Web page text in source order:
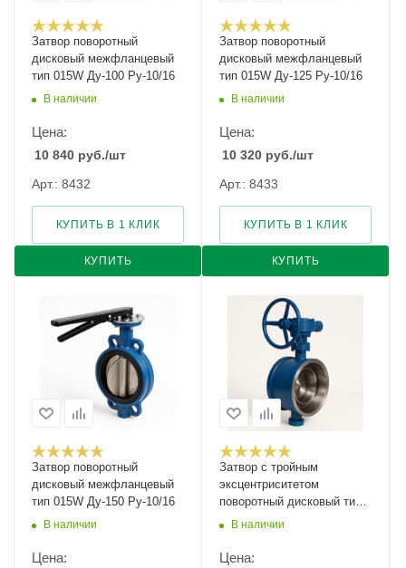
Затвор поворотный
дисковый межфланцевый
тип 015W Ду-100 Ру-10/16
В наличии
Цена:
10 840 руб./шт
Арт.: 8432
КУПИТЬ
КУПИТЬ В 1 КЛИК
Затвор поворотный
дисковый межфланцевый
тип 015W Ду-125 Ру-10/16
В наличии
Цена:
10 320 руб./шт
Арт.: 8433
КУПИТЬ
КУПИТЬ В 1 КЛИК
Затвор поворотный
дисковый межфланцевый
тип 015W Ду-150 Ру-10/16
В наличии
Цена:
Затвор с тройным
эксцентриситетом
поворотный дисковый тип
027W Ду-1000 Ру-16
В наличии
Цена: